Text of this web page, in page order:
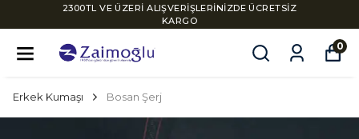
2300TL VE ÜZERİ ALIŞVERİŞLERİNİZDE ÜCRETSİZ
KARGO
0
Erkek Kumaşı Bosan Şerj